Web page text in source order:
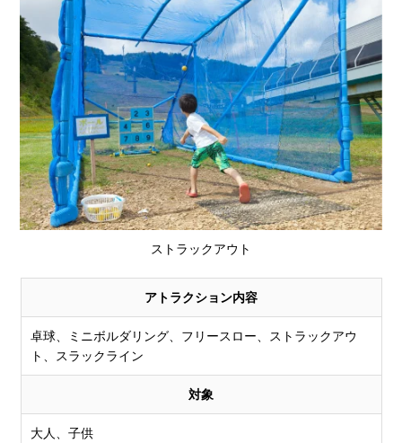
ストラックアウト
アトラクション内容
卓球、ミニボルダリング、フリースロー、ストラックアウ
ト、スラックライン
対象
大人、子供